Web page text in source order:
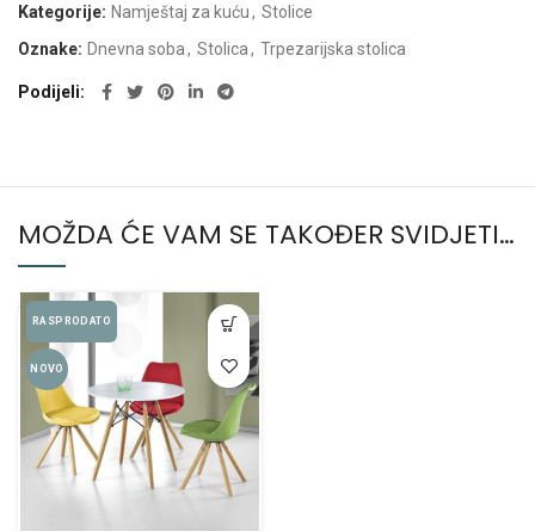
Kategorije: Namještaj za kuću, Stolice
Oznake: Dnevna soba, Stolica, Trpezarijska stolica
Podijeli
MOŽDA ĆE VAM SE TAKOĐER SVIDJETI…
RASPRODATO
NOVO